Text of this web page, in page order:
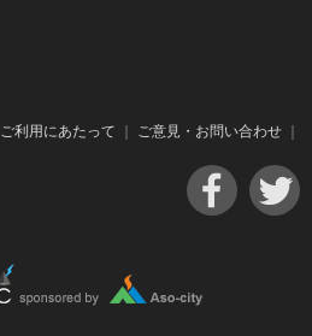
ご利用にあたって ご意見・お問い合わせ